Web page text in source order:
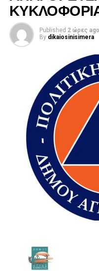
Published 2 ώρες ago
By dikaiosinisimera